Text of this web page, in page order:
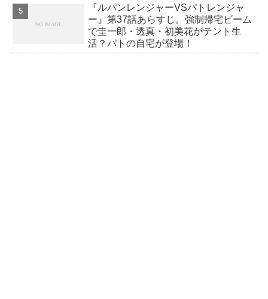
『ルパンレンジャーVSパトレンジャ
ー』第37話あらすじ。強制帰宅ビーム
で圭一郎・透真・初美花がテント生
活？パトの自宅が登場！